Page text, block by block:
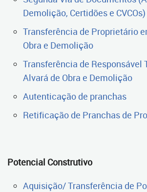
Demolição, Certidões e CVCOs)
Transferência de Proprietário
Obra e Demolição
Transferência de Responsável
Alvará de Obra e Demolição
Autenticação de pranchas
Retificação de Pranchas de
Potencial Construtivo
Aquisição/ Transferência de